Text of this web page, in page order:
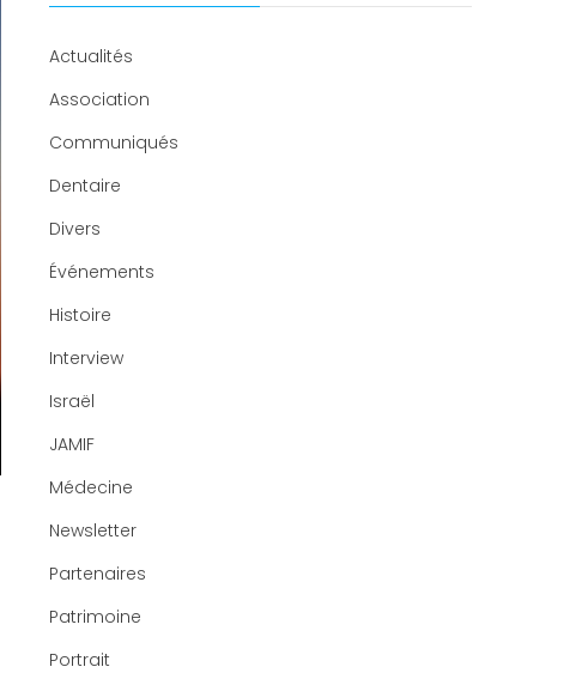
Actualités
Association
Communiqués
Dentaire
Divers
Événements
Histoire
Interview
Israël
JAMIF
Médecine
Newsletter
Partenaires
Patrimoine
Portrait